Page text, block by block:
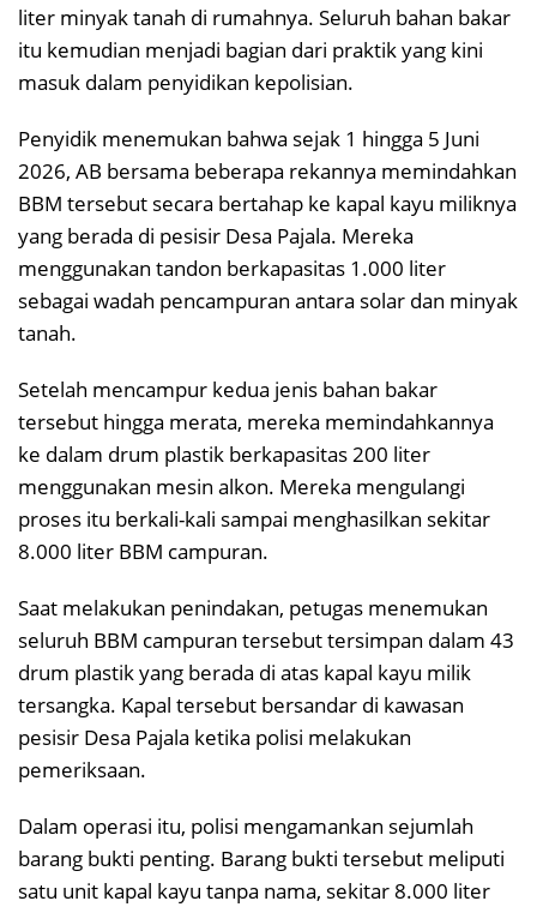
liter minyak tanah di rumahnya. Seluruh bahan bakar
itu kemudian menjadi bagian dari praktik yang kini
masuk dalam penyidikan kepolisian.
Penyidik menemukan bahwa sejak 1 hingga 5 Juni
2026, AB bersama beberapa rekannya memindahkan
BBM tersebut secara bertahap ke kapal kayu miliknya
yang berada di pesisir Desa Pajala. Mereka
menggunakan tandon berkapasitas 1.000 liter
sebagai wadah pencampuran antara solar dan minyak
tanah.
Setelah mencampur kedua jenis bahan bakar
tersebut hingga merata, mereka memindahkannya
ke dalam drum plastik berkapasitas 200 liter
menggunakan mesin alkon. Mereka mengulangi
proses itu berkali-kali sampai menghasilkan sekitar
8.000 liter BBM campuran.
Saat melakukan penindakan, petugas menemukan
seluruh BBM campuran tersebut tersimpan dalam 43
drum plastik yang berada di atas kapal kayu milik
tersangka. Kapal tersebut bersandar di kawasan
pesisir Desa Pajala ketika polisi melakukan
pemeriksaan.
Dalam operasi itu, polisi mengamankan sejumlah
barang bukti penting. Barang bukti tersebut meliputi
satu unit kapal kayu tanpa nama, sekitar 8.000 liter